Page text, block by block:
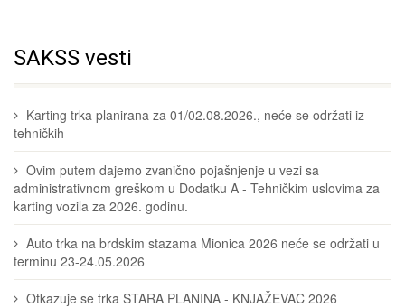
SAKSS vesti
Karting trka planirana za 01/02.08.2026., neće se održati iz
tehničkih
Ovim putem dajemo zvanično pojašnjenje u vezi sa
administrativnom greškom u Dodatku A - Tehničkim uslovima za
karting vozila za 2026. godinu.
Auto trka na brdskim stazama Mionica 2026 neće se održati u
terminu 23-24.05.2026
Otkazuje se trka STARA PLANINA - KNJAŽEVAC 2026